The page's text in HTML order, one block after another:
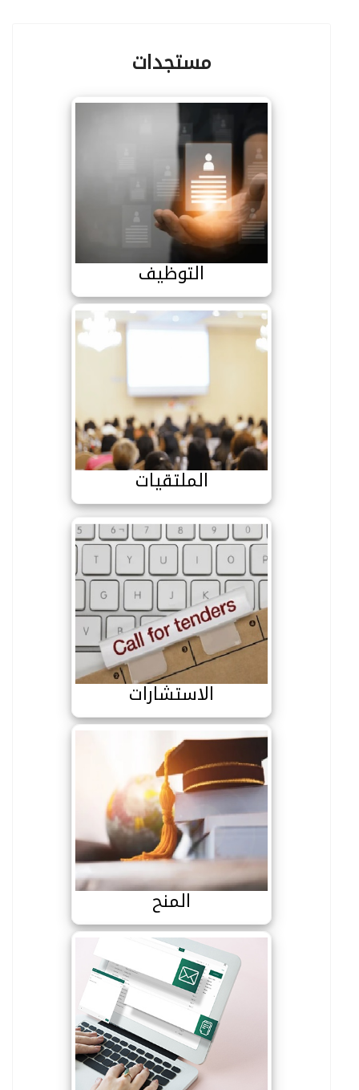
مستجدات
التوظيف
التوظيف
الملتقيات
الملتقيات
الاستشارات
الاستشارات
المنح
المنح
البريد الالكتروني